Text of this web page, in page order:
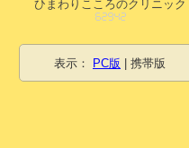
ひまわりこころのクリニック
表示： PC版 | 携帯版